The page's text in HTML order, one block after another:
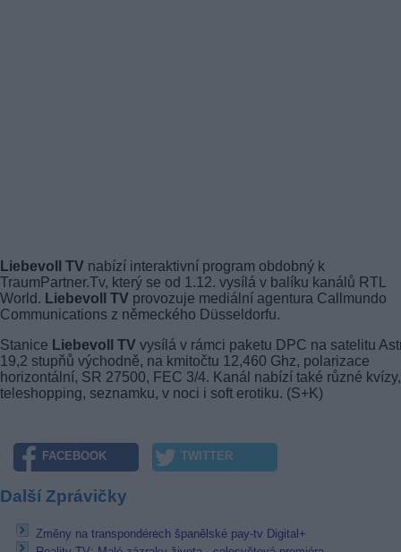
Liebevoll TV nabízí interaktivní program obdobný k
TraumPartner.Tv, který se od 1.12. vysílá v balíku kanálů RTL
World. Liebevoll TV provozuje mediální agentura Callmundo
Communications z německého Düsseldorfu.
Stanice Liebevoll TV vysílá v rámci paketu DPC na satelitu
19,2 stupňů východně, na kmitočtu 12,460 Ghz, polarizace
horizontální, SR 27500, FEC 3/4. Kanál nabízí také různé
teleshopping, seznamku, v noci i soft erotiku. (S+K)
FACEBOOK TWITTER
Další Zprávičky
Změny na transpondérech španělské pay-tv Digital+